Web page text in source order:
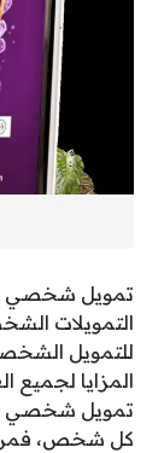
تمويل شخصي
للتمويل
المزايا لجميع
تمويل شخصي
كل شخص، فمن